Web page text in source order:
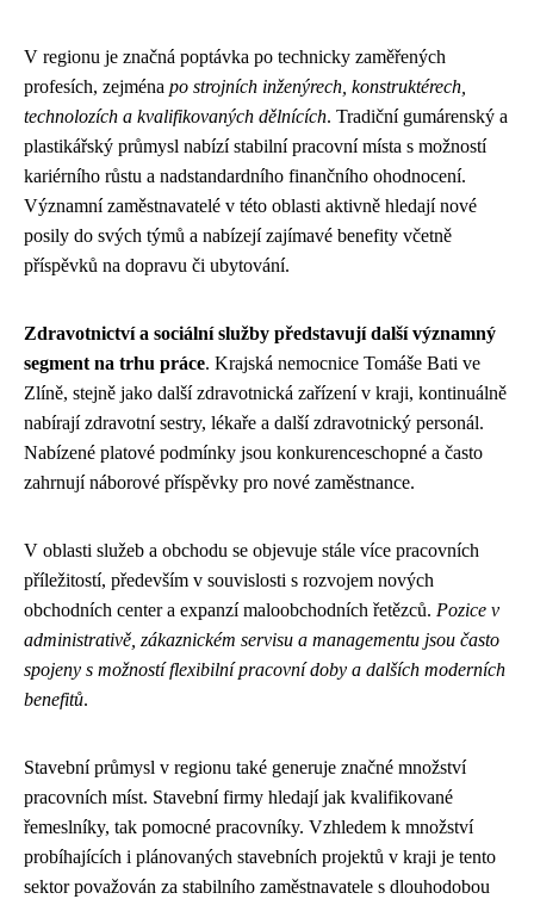
V regionu je značná poptávka po technicky zaměřených
profesích, zejména po strojních inženýrech, konstruktérech,
technolozích a kvalifikovaných dělnících. Tradiční gumárenský a
plastikářský průmysl nabízí stabilní pracovní místa s možností
kariérního růstu a nadstandardního finančního ohodnocení.
Významní zaměstnavatelé v této oblasti aktivně hledají nové
posily do svých týmů a nabízejí zajímavé benefity včetně
příspěvků na dopravu či ubytování.
Zdravotnictví a sociální služby představují další významný
segment na trhu práce. Krajská nemocnice Tomáše Bati ve
Zlíně, stejně jako další zdravotnická zařízení v kraji, kontinuálně
nabírají zdravotní sestry, lékaře a další zdravotnický personál.
Nabízené platové podmínky jsou konkurenceschopné a často
zahrnují náborové příspěvky pro nové zaměstnance.
V oblasti služeb a obchodu se objevuje stále více pracovních
příležitostí, především v souvislosti s rozvojem nových
obchodních center a expanzí maloobchodních řetězců. Pozice v
administrativě, zákaznickém servisu a managementu jsou často
spojeny s možností flexibilní pracovní doby a dalších moderních
benefitů.
Stavební průmysl v regionu také generuje značné množství
pracovních míst. Stavební firmy hledají jak kvalifikované
řemeslníky, tak pomocné pracovníky. Vzhledem k množství
probíhajících i plánovaných stavebních projektů v kraji je tento
sektor považován za stabilního zaměstnavatele s dlouhodobou